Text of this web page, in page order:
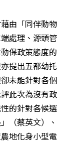
由「同伴動物
處理、源頭管
保政策態度的
提出五都幼托
未能針對各個
此次為沒有政
的針對各候選
（蔡英文）、
地化身小型電